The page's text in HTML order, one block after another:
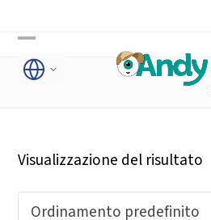
content
Open
mobile
Close
mobile
Visualizzazione del risultato